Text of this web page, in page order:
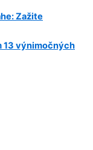
Zažite
13 výnimočných